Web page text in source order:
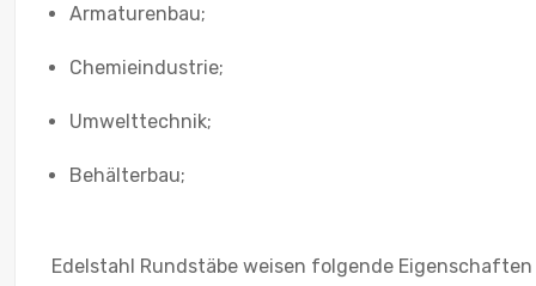
Armaturenbau;
Chemieindustrie;
Umwelttechnik;
Behälterbau;
Edelstahl Rundstäbe weisen folgende